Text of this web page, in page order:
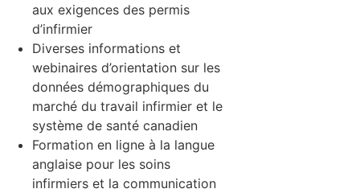
aux exigences des permis
d’infirmier
Diverses informations et
webinaires d’orientation sur les
données démographiques du
marché du travail infirmier et le
système de santé canadien
Formation en ligne à la langue
anglaise pour les soins
infirmiers et la communication